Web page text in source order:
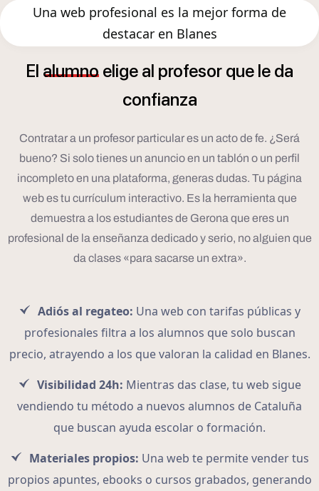
Una web profesional es la mejor forma de
destacar en Blanes
El alumno elige al profesor que le da
confianza
Contratar a un profesor particular es un acto de fe. ¿Será
bueno? Si solo tienes un anuncio en un tablón o un perfil
incompleto en una plataforma, generas dudas. Tu página
web es tu currículum interactivo. Es la herramienta que
demuestra a los estudiantes de Gerona que eres un
profesional de la enseñanza dedicado y serio, no alguien que
da clases «para sacarse un extra».
Adiós al regateo: Una web con tarifas públicas y
profesionales filtra a los alumnos que solo buscan
precio, atrayendo a los que valoran la calidad en Blanes.
Visibilidad 24h: Mientras das clase, tu web sigue
vendiendo tu método a nuevos alumnos de Cataluña
que buscan ayuda escolar o formación.
Materiales propios: Una web te permite vender tus
propios apuntes, ebooks o cursos grabados, generando